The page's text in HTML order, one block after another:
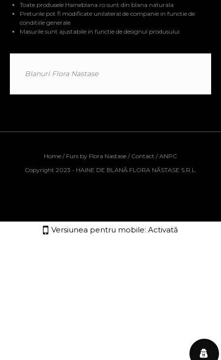
Toate produsele Haineblana.ro sunt din blana naturala
Preturile pot fi modificate unilateral de companie in functie de
conditiile generale
Masurile sunt ajustabile in functie de designul produsului.
Blanuri Flora Nastase
Home / Furs by Flora Nastase / Contact / ANPC
Copyright 2023 - HAINE DE BLANĂ FLORA NĂSTASE S.R.L.
Versiunea pentru mobile: Activată